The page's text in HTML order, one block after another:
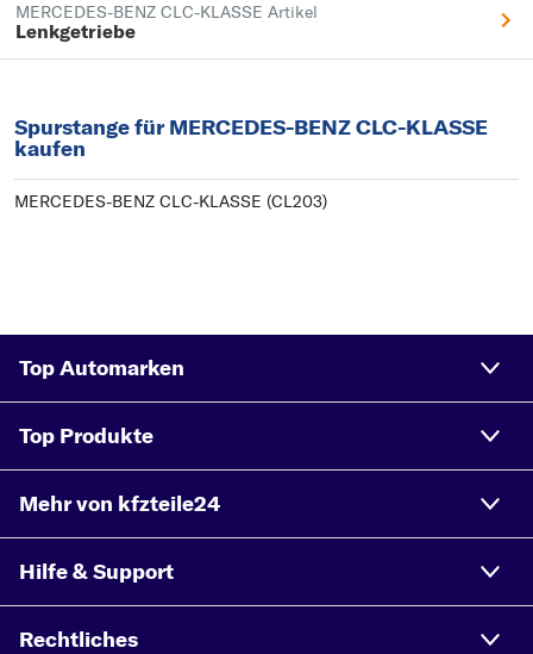
MERCEDES-BENZ CLC-KLASSE Artikel
Lenkgetriebe
Spurstange für MERCEDES-BENZ CLC-KLASSE
kaufen
MERCEDES-BENZ CLC-KLASSE (CL203)
Top Automarken
Top Produkte
Mehr von kfzteile24
Hilfe & Support
Rechtliches